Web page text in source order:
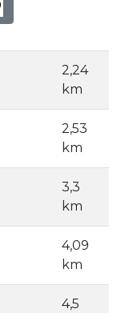
2,24
km
2,53
km
3,3
km
4,09
km
4,5